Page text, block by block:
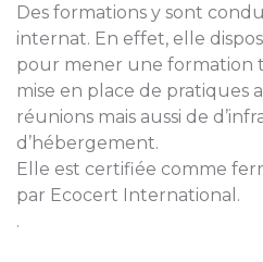
Des formations y sont
internat. En effet, elle
pour mener une formation
mise en place de pratiques
réunions mais aussi de
d’hébergement.
Elle est certifiée comme
par Ecocert International.
.